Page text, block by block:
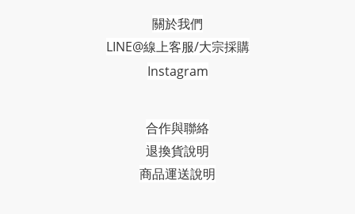
關於我們
LINE@線上客服/大宗採購
Instagram
合作與聯絡
退換貨說明
商品運送說明